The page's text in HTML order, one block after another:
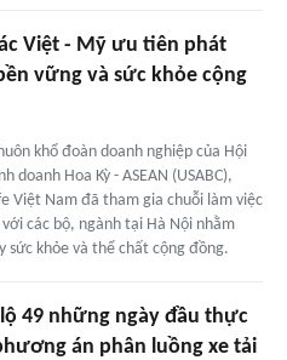
Việt - Mỹ ưu tiên phát
vững và sức khỏe cộng
khổ đoàn doanh nghiệp của Hội
doanh Hoa Kỳ - ASEAN (USABC),
Việt Nam đã tham gia chuỗi làm việc
các bộ, ngành tại Hà Nội nhằm
sức khỏe và thể chất cộng đồng.
49 những ngày đầu thực
án phân luồng xe tải